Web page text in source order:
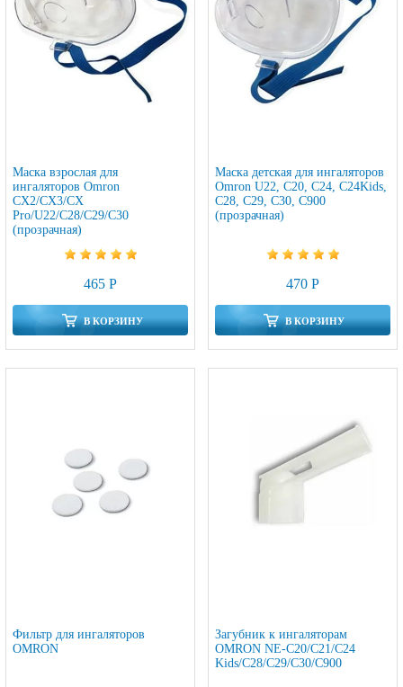
Маска взрослая для
ингаляторов Omron
CX2/CX3/CX
Pro/U22/C28/C29/C30
(прозрачная)
465 Р
В КОРЗИНУ
Маска детская для ингаляторов
Omron U22, C20, C24, C24Kids,
C28, C29, C30, C900
(прозрачная)
470 Р
В КОРЗИНУ
Фильтр для ингаляторов
OMRON
Загубник к ингаляторам
OMRON NE-C20/C21/C24
Kids/C28/C29/C30/C900